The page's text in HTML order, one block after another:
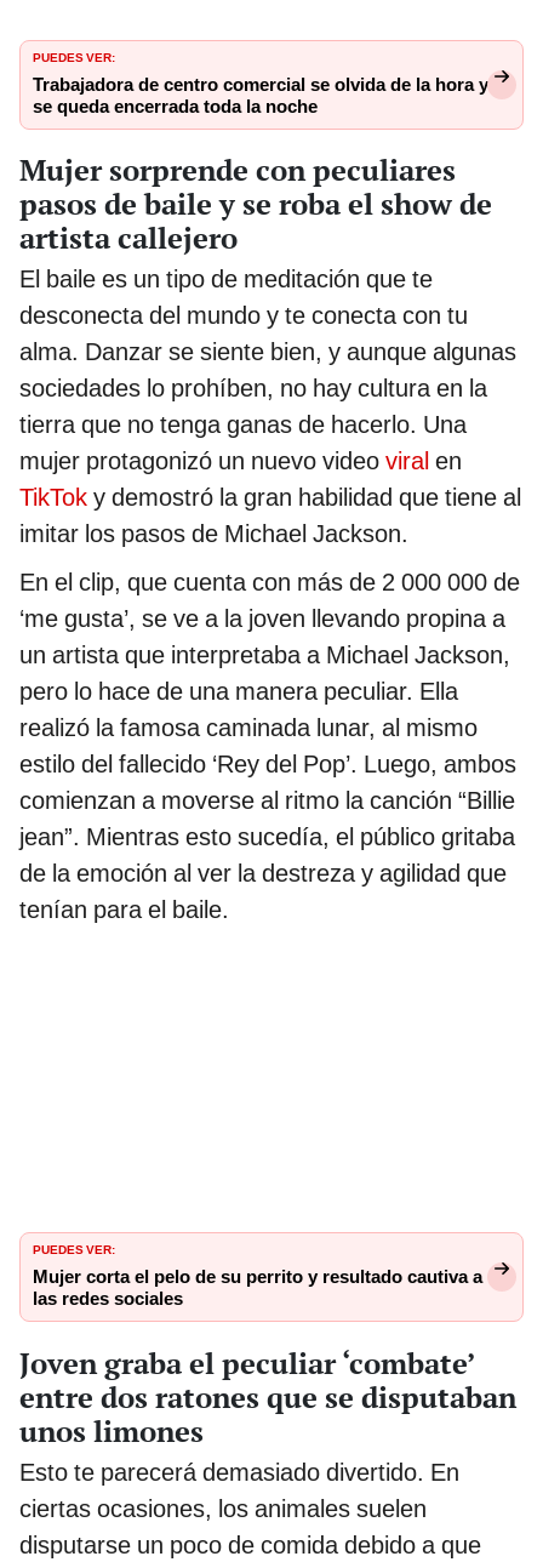
PUEDES VER:
Trabajadora de centro comercial se olvida de la hora y
se queda encerrada toda la noche
Mujer sorprende con peculiares
pasos de baile y se roba el show de
artista callejero
El baile es un tipo de meditación que te
desconecta del mundo y te conecta con tu
alma. Danzar se siente bien, y aunque algunas
sociedades lo prohíben, no hay cultura en la
tierra que no tenga ganas de hacerlo. Una
mujer protagonizó un nuevo video viral en
TikTok y demostró la gran habilidad que tiene al
imitar los pasos de Michael Jackson.
En el clip, que cuenta con más de 2 000 000 de
‘me gusta’, se ve a la joven llevando propina a
un artista que interpretaba a Michael Jackson,
pero lo hace de una manera peculiar. Ella
realizó la famosa caminada lunar, al mismo
estilo del fallecido ‘Rey del Pop’. Luego, ambos
comienzan a moverse al ritmo la canción “Billie
jean”. Mientras esto sucedía, el público gritaba
de la emoción al ver la destreza y agilidad que
tenían para el baile.
PUEDES VER:
Mujer corta el pelo de su perrito y resultado cautiva a
las redes sociales
Joven graba el peculiar ‘combate’
entre dos ratones que se disputaban
unos limones
Esto te parecerá demasiado divertido. En
ciertas ocasiones, los animales suelen
disputarse un poco de comida debido a que